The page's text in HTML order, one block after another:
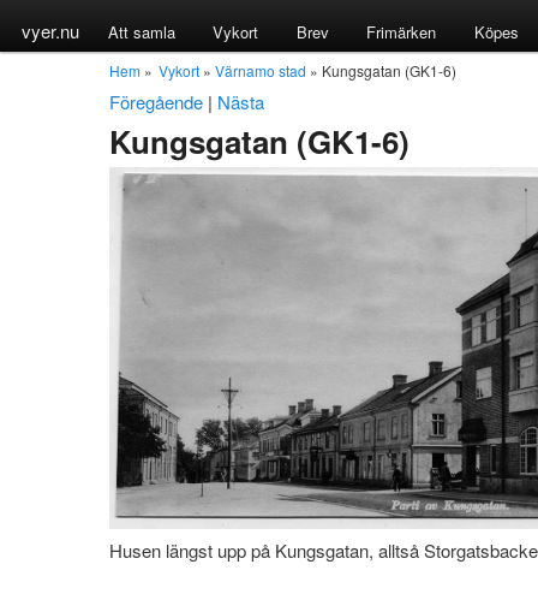
vyer.nu Att samla Vykort Brev Frimärken Köpes
Hem » Vykort » Värnamo stad » Kungsgatan (GK1-6)
Föregående | Nästa
Kungsgatan (GK1-6)
Husen längst upp på Kungsgatan, alltså